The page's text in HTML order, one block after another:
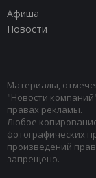
Афиша
Новости
Материалы,
"Новости
правах рекламы.
Любое
фотографических
произведений
запрещено.